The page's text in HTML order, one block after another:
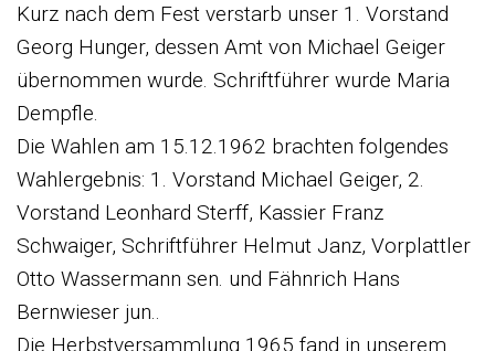
Kurz nach dem Fest verstarb unser 1. Vorstand
Georg Hunger, dessen Amt von Michael Geiger
übernommen wurde. Schriftführer wurde Maria
Dempfle.
Die Wahlen am 15.12.1962 brachten folgendes
Wahlergebnis: 1. Vorstand Michael Geiger, 2.
Vorstand Leonhard Sterff, Kassier Franz
Schwaiger, Schriftführer Helmut Janz, Vorplattler
Otto Wassermann sen. und Fähnrich Hans
Bernwieser jun..
Die Herbstversammlung 1965 fand in unserem